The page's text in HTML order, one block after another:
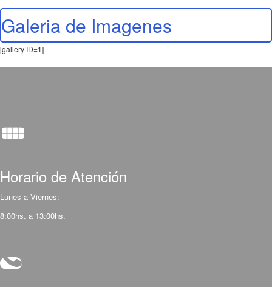
Galeria de Imagenes
[gallery ID=1]
Horario de Atención
Lunes a Viernes:
8:00hs. a 13:00hs.